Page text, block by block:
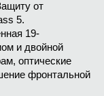
от
5.
19-
и двойной
оптические
фронтальной